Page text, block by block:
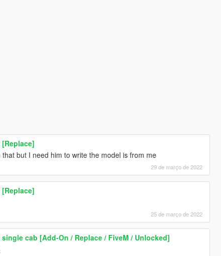
but I need him to write the model is from me
29 de março de 2022
25 de março de 2022
cab [Add-On / Replace / FiveM / Unlocked]